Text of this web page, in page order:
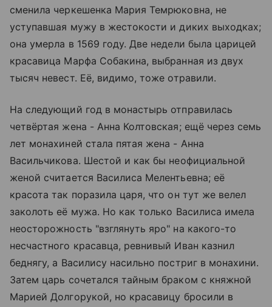
сменила черкешенка Мария Темрюковна, не
уступавшая мужу в жестокости и диких выходках;
она умерла в 1569 году. Две недели была царицей
красавица Марфа Собакина, выбранная из двух
тысяч невест. Её, видимо, тоже отравили.
На следующий год в монастырь отправилась
четвёртая жена - Анна Колтовская; ещё через семь
лет монахиней стала пятая жена - Анна
Васильчикова. Шестой и как бы неофициальной
женой считается Василиса Мелентьевна; её
красота так поразила царя, что он тут же велел
заколоть её мужа. Но как только Василиса имела
неосторожность "взглянуть яро" на какого-то
несчастного красавца, ревнивый Иван казнил
беднягу, а Василису насильно постриг в монахини.
Затем царь сочетался тайным браком с княжной
Марией Долгорукой, но красавицу бросили в